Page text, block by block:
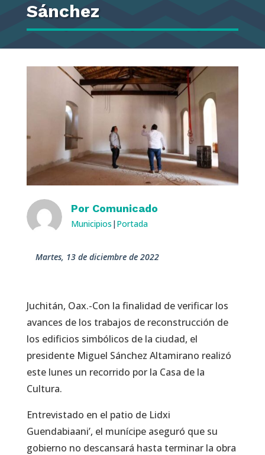
Sánchez
Por Comunicado
Municipios | Portada
martes, 13 de diciembre de 2022
Juchitán, Oax.-Con la finalidad de verificar los
avances de los trabajos de reconstrucción de
los edificios simbólicos de la ciudad, el
presidente Miguel Sánchez Altamirano realizó
este lunes un recorrido por la Casa de la
Cultura.
Entrevistado en el patio de Lidxi
Guendabiaani’, el munícipe aseguró que su
gobierno no descansará hasta terminar la obra